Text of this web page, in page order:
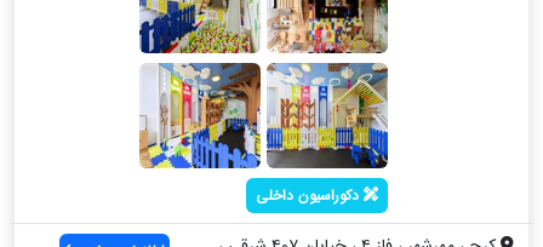
دکوراسیون داخلی